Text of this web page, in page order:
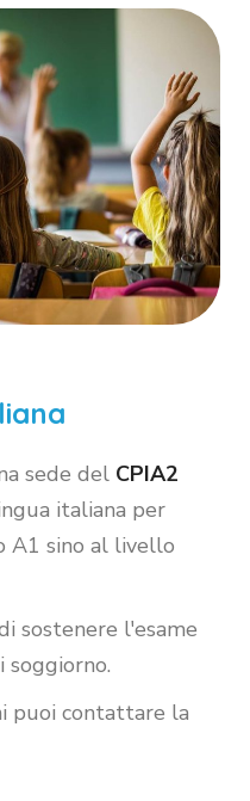
sede del CPIA2
italiana per
A1 sino al livello
sostenere l'esame
soggiorno.
puoi contattare la